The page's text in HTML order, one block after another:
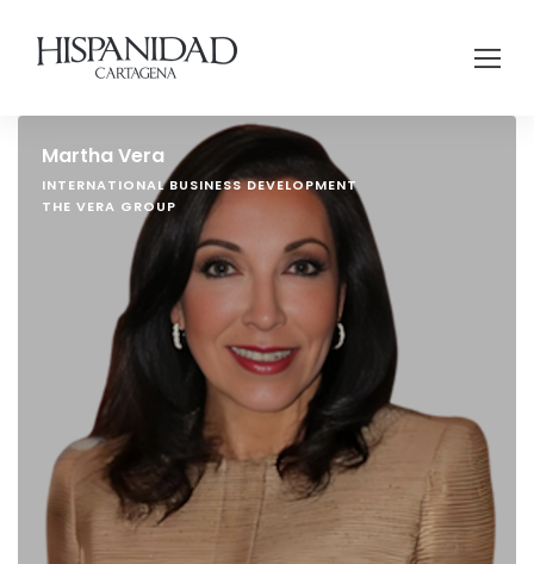
Martha Vera
INTERNATIONAL BUSINESS DEVELOPMENT
THE VERA GROUP